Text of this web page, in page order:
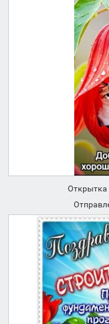
Открытка